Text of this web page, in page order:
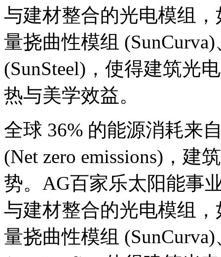
与建材整合的光电模组
量挠曲性模组
(SunSteel)，使得建筑光
热与美学效益。
全球 36% 的能源消耗来
(Net zero emissions)，建
势。AG百家乐太阳能事
与建材整合的光电模组
量挠曲性模组